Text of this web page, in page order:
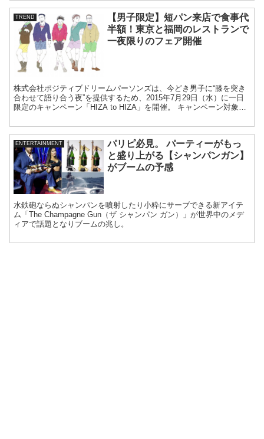
TREND
【男子限定】短パン来店で食事代
半額！東京と福岡のレストランで
一夜限りのフェア開催
株式会社ポジティブドリームパーソンズは、今どき男子に“膝を突き
合わせて語り合う夜”を提供するため、2015年7月29日（水）に一日
限定のキャンペーン「HIZA to HIZA」を開催。 キャンペーン対象レ
ENTERTAINMENT
パリピ必見。 パーティーがもっ
と盛り上がる【シャンパンガン】
がブームの予感
水鉄砲ならぬシャンパンを噴射したり小粋にサーブできる新アイテ
ム「The Champagne Gun（ザ シャンパン ガン）」が世界中のメデ
ィアで話題となりブームの兆し。